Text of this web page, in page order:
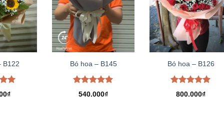
B122
₫
Bó hoa – B145
Được xếp
hạng5.00
540.000₫
Bó hoa – B126
Được xếp
hạng5.00
800.000₫